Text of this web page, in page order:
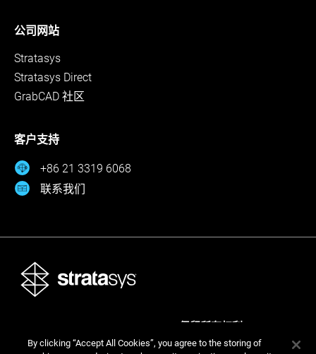
公司网站
Stratasys
Stratasys Direct
GrabCAD 社区
客户支持
+86 21 3319 6068
联系我们
Stratasys Ltd. © 2026。保留所有权利。
法律
隐私政策 隐私政策
By clicking “Accept All Cookies”, you agree to the storing of